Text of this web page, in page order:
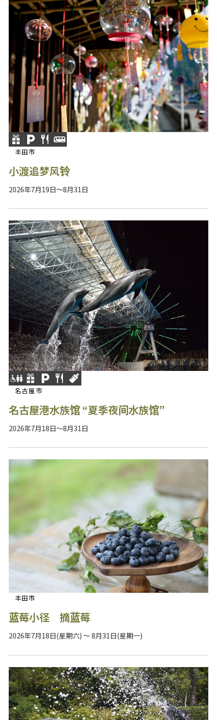
丰田市
小渡追梦风铃
2026年7月19日～8月31日
名古屋市
名古屋港水族馆 “夏季夜间水族馆”
2026年7月18日～8月31日
丰田市
蓝莓小径 摘蓝莓
2026年7月18日(星期六) ～ 8月31日(星期一)